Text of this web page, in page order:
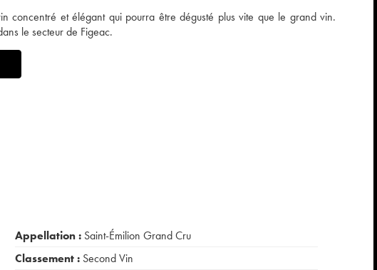
concentré et élégant qui pourra être dégusté plus vite que le grand vin.
le secteur de Figeac.
Appellation : Saint-Émilion Grand Cru
Classement : Second Vin